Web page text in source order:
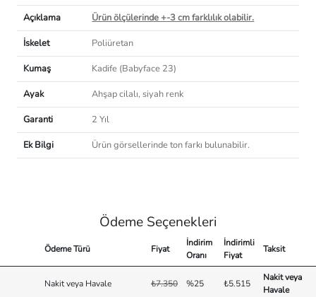
Açıklama
Ürün ölçülerinde +-3 cm farklılık olabilir.
İskelet
Poliüretan
Kumaş
Kadife (Babyface 23)
Ayak
Ahşap cilalı, siyah renk
Garanti
2 Yıl
Ek Bilgi
Ürün görsellerinde ton farkı bulunabilir.
Ödeme Seçenekleri
Ödeme Türü Fiyat
İndirim
Oranı
İndirimli
Fiyat
Taksit
Nakit veya Havale ₺7.350 %25 ₺5.515
Nakit veya
Havale